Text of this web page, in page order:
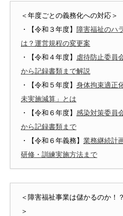
＜年度ごとの義務化への対応＞
・【令和３年度】 障害福祉のハ
は？運営規程の変更案
・【令和４年度】
虐待防止委員
から記録書類まで解説
・【令和５年度】 身体拘束適正
未実施減算」とは
・【令和６年度】 感染対策委員
から記録書類まで
・【令和６年義務】 業務継続計
研修・訓練実施方法まで
＜障害福祉事業は儲かるのか！
＞